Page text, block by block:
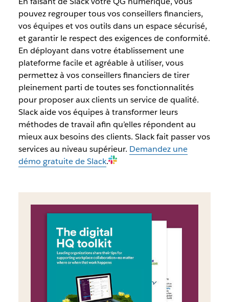
pouvez regrouper tous vos conseillers financiers,
vos équipes et vos outils dans un espace sécurisé,
et garantir le respect des exigences de conformité.
En déployant dans votre établissement une
plateforme facile et agréable à utiliser, vous
permettez à vos conseillers financiers de tirer
pleinement parti de toutes ses fonctionnalités
pour proposer aux clients un service de qualité.
Slack aide vos équipes à transformer leurs
méthodes de travail afin qu’elles répondent au
mieux aux besoins des clients. Slack fait passer vos
services au niveau supérieur. Demandez une
démo gratuite de Slack.